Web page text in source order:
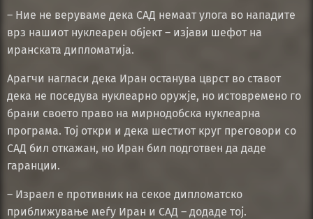
– Ние не веруваме дека САД немаат улога во нападите
врз нашиот нуклеарен објект – изјави шефот на
иранската дипломатија.
Арагчи нагласи дека Иран останува цврст во ставот
дека не поседува нуклеарно оружје, но истовремено го
брани своето право на мирнодобска нуклеарна
програма. Тој откри и дека шестиот круг преговори со
САД бил откажан, но Иран бил подготвен да даде
гаранции.
– Израел е противник на секое дипломатско
приближување меѓу Иран и САД – додаде тој.